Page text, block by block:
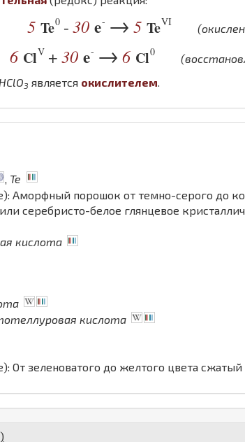
5 Te0 -30 e- → 5 TeVI
6 ClV +30 e- → 6 Cl0
HClO3 является окислителем.
, Te
Аморфный порошок от темно-серого до
серебристо-белое глянцевое
кислота
кислота
От зеленоватого до желтого цвета
)